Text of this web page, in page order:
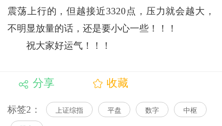
震荡上行的，但越接近3320点，压力就会越大，
不明显放量的话，还是要小心一些！！！
祝大家好运气！！！
分享 收藏
标签2： 上证综指 平盘 数字 中枢